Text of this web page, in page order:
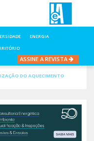
ENERGIA
ASSINE A REVISTA
DO AQUECIMENTO